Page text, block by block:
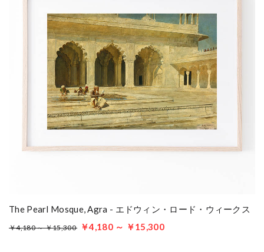
The Pearl Mosque, Agra - エドウィン・ロード・ウィークス
￥4,180 ～ ￥15,300 ￥4,180 ～ ￥15,300